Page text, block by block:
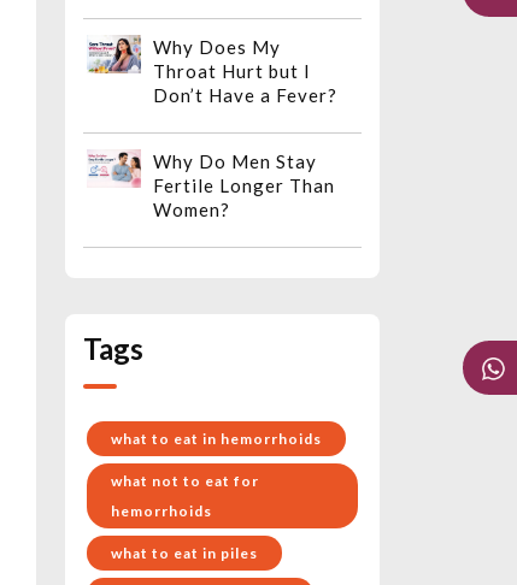
Why Does My
Throat Hurt but I
Don’t Have a Fever?
Why Do Men Stay
Fertile Longer Than
Women?
Tags
what to eat in hemorrhoids
what not to eat for
hemorrhoids
what to eat in piles